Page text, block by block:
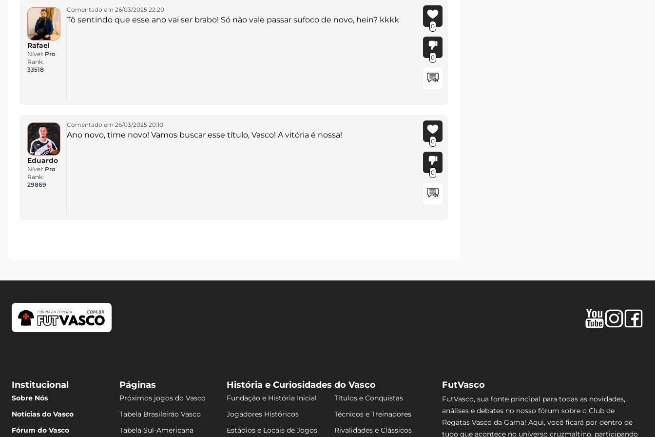
Rafael
Nível: Pro
Rank:
33518
Comentado em 26/03/2025 22:20
Tô sentindo que esse ano vai ser brabo! Só não vale passar sufoco de novo, hein? kkkk
0
0
Eduardo
Nível: Pro
Rank:
29869
Comentado em 26/03/2025 20:10
Ano novo, time novo! Vamos buscar esse título, Vasco! A vitória é nossa!
0
0
Institucional
Sobre Nós
Notícias do Vasco
Fórum do Vasco
Páginas
Próximos jogos do Vasco
Tabela Brasileirão Vasco
Tabela Sul-Americana
História e Curiosidades do Vasco
Fundação e História Inicial
Títulos e Conquistas
Jogadores Históricos
Técnicos e Treinadores
Estádios e Locais de Jogos
Rivalidades e Clássicos
FutVasco
FutVasco, sua fonte principal para todas as novidades,
análises e debates no nosso fórum sobre o Club de
Regatas Vasco da Gama! Aqui, você ficará por dentro de
tudo que acontece no universo cruzmaltino, participando